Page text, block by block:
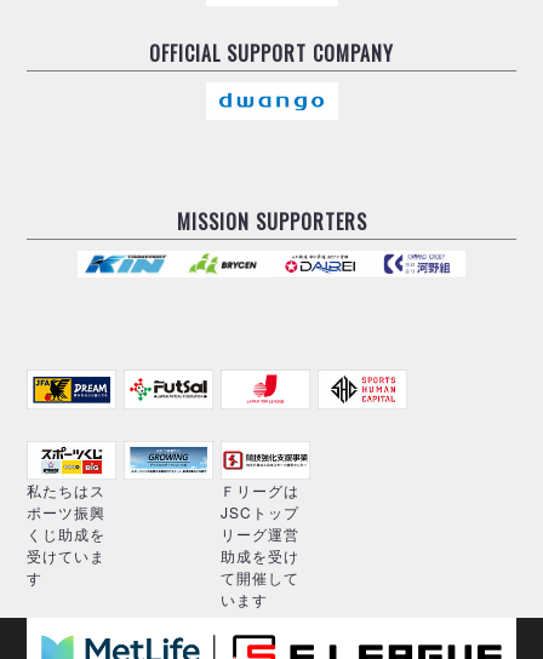
OFFICIAL SUPPORT COMPANY
MISSION SUPPORTERS
私たちはス
ポーツ振興
くじ助成を
受けていま
す
Ｆリーグは
JSCトップ
リーグ運営
助成を受け
て開催して
います